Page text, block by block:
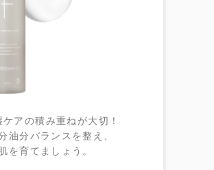
ケアの積み重ねが大切！
油分バランスを整え、
を育てましょう。